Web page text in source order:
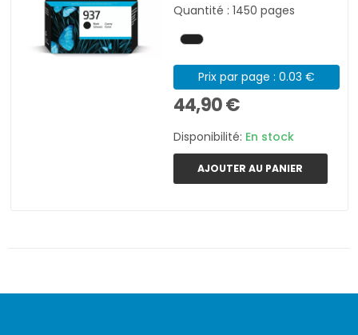
Quantité : 1450 pages
Prix par page : 0.03 €
44,90 €
Disponibilité: En stock
AJOUTER AU PANIER